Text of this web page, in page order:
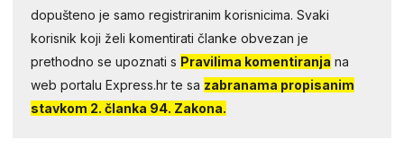
dopušteno je samo registriranim korisnicima. Svaki
korisnik koji želi komentirati članke obvezan je
prethodno se upoznati s Pravilima komentiranja na
web portalu Express.hr te sa zabranama propisanim
stavkom 2. članka 94. Zakona.